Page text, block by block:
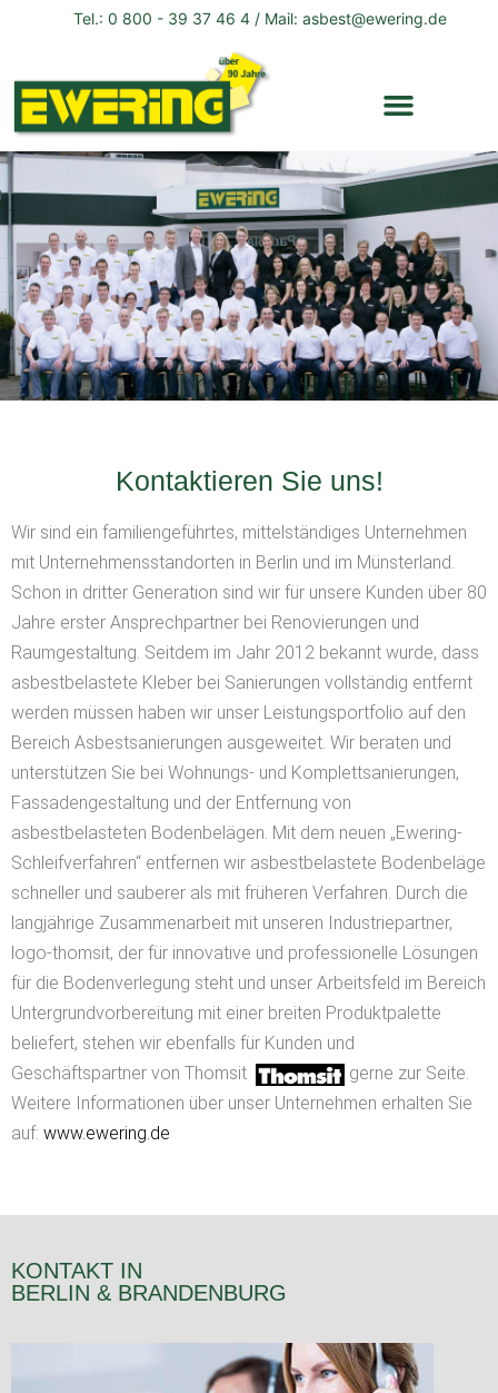
Tel.: 0 800 - 39 37 46 4 / Mail: asbest@ewering.de
Kontaktieren Sie uns!
Wir sind ein familiengeführtes, mittelständiges Unternehmen
mit Unternehmensstandorten in Berlin und im Münsterland.
Schon in dritter Generation sind wir für unsere Kunden über 80
Jahre erster Ansprechpartner bei Renovierungen und
Raumgestaltung. Seitdem im Jahr 2012 bekannt wurde, dass
asbestbelastete Kleber bei Sanierungen vollständig entfernt
werden müssen haben wir unser Leistungsportfolio auf den
Bereich Asbestsanierungen ausgeweitet. Wir beraten und
unterstützen Sie bei Wohnungs- und Komplettsanierungen,
Fassadengestaltung und der Entfernung von
asbestbelasteten Bodenbelägen. Mit dem neuen „Ewering-
Schleifverfahren“ entfernen wir asbestbelastete Bodenbeläge
schneller und sauberer als mit früheren Verfahren. Durch die
langjährige Zusammenarbeit mit unseren Industriepartner,
logo-thomsit, der für innovative und professionelle Lösungen
für die Bodenverlegung steht und unser Arbeitsfeld im Bereich
Untergrundvorbereitung mit einer breiten Produktpalette
beliefert, stehen wir ebenfalls für Kunden und
Geschäftspartner von Thomsit
gerne zur Seite.
Weitere Informationen über unser Unternehmen erhalten Sie
auf: www.ewering.de
KONTAKT IN
BERLIN & BRANDENBURG